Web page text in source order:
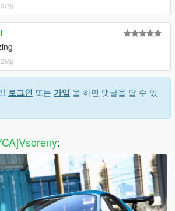
일
일
! 로그인 또는 가입 을 하면 댓글을 달 수 있
: